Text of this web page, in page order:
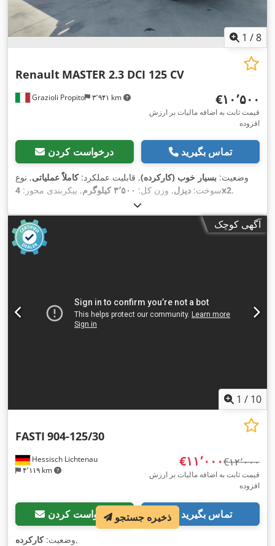
1 /8
Grazioli Propito ۳٬۹۴۱ km
Renault MASTER 2.3 DCI 125 CV
‎€۱۰٬۵۰۰
قیمت ثابت به اضافه مالیات بر ارزش
افزوده
درخواست کردن تماس بگیرید
وضعیت: بسیار خوب (کارکرده), قابلیت عملکرد:کاملاً عملیاتی, نوع
سوخت: دیزل, وزن کل: ۳٬۵۰۰ کیلوگرم , پیکربندی محور: 4x2,
, طول کل:۵٬۹۲۴ میلی‌متر
میلی‌متر, سال ساخت:۲۰۱۷ ,
آگهی کوچک
1 / 10
Hessisch Lichtenau
۴٬۱۱۹ km
FASTI 904-125/30
‎€۱۱٬۰۰۰ ‎€۱۲٬۰۰۰
قیمت ثابت به اضافه مالیات بر ارزش
افزوده
درخواست کردن تماس بگیرید
وضعیت:کارکرده ,
ذخیره جستجو